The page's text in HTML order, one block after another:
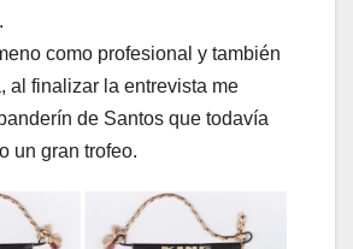
como profesional y también
al finalizar la entrevista me
de Santos que todavía
un gran trofeo.